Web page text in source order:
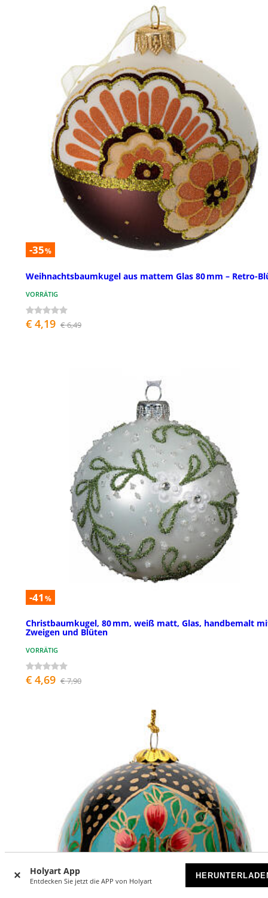
Holyart App
Entdecken Sie jetzt die APP von Holyart
-35%
Weihnachtsbaumkugel aus mattem Glas 80 mm – Retro-
VORRÄTIG
€ 4,19 € 6,49
-41 %
Christbaumkugel, 80 mm, weiß matt, Glas, handbemalt
Zweigen und Blüten
VORRÄTIG
€ 4,69 € 7,90